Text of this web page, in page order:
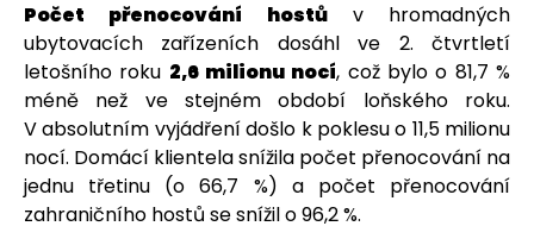
Počet přenocování hostův hromadných
ubytovacích zařízeních dosáhl ve 2. čtvrtletí
letošního roku 2,6 milionu nocí, což bylo o 81,7 %
méně než ve stejném období loňského roku.
V absolutním vyjádření došlo k poklesu o 11,5 milionu
nocí. Domácí klientela snížila počet přenocování na
jednu třetinu (o 66,7 %) a počet přenocování
zahraničního hostů se snížil o 96,2 %.